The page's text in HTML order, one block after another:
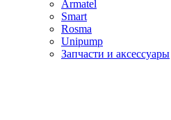
Armatel
Smart
Rosma
Unipump
Запчасти и аксессуары